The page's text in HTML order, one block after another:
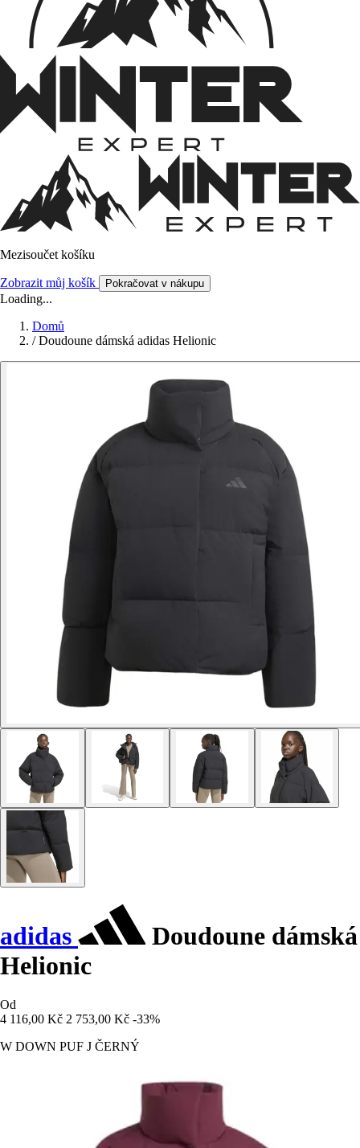
Mezisoučet košíku
Zobrazit můj košík Pokračovat v nákupu
Loading...
Domů
/ Doudoune dámská adidas Helionic
adidas
Doudoune dámská
Helionic
Od
4 116,00 Kč 2 753,00 Kč -33%
W DOWN PUF J ČERNÝ